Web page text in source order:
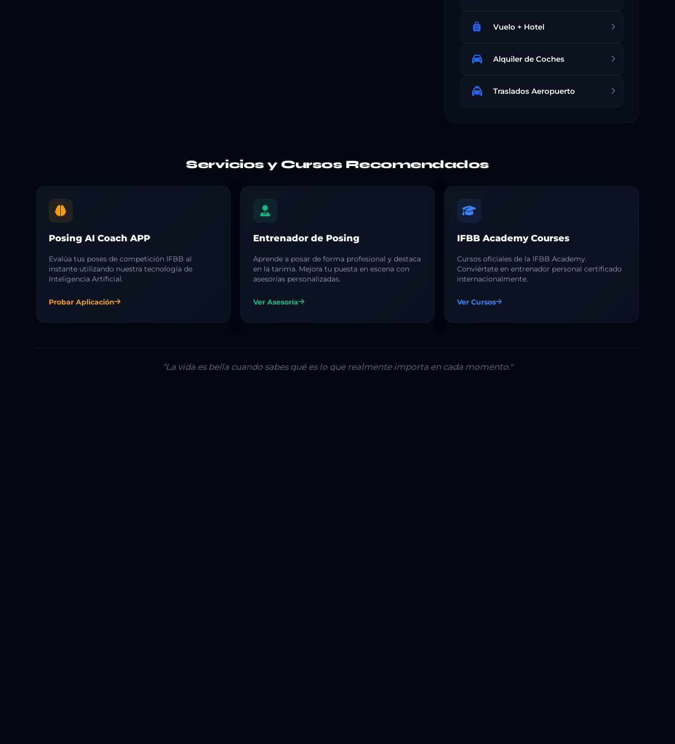
Vuelo + Hotel
Alquiler de Coches
Traslados Aeropuerto
Servicios y Cursos Recomendados
Posing AI Coach APP
Evalúa tus poses de competición IFBB al
instante utilizando nuestra tecnología de
Inteligencia Artificial.
Probar Aplicación
Entrenador de Posing
Aprende a posar de forma profesional y destaca
en la tarima. Mejora tu puesta en escena con
asesorías personalizadas.
Ver Asesoría
IFBB Academy Courses
Cursos oficiales de la IFBB Academy.
Conviértete en entrenador personal certificado
internacionalmente.
Ver Cursos
"La vida es bella cuando sabes qué es lo que realmente importa en cada momento."